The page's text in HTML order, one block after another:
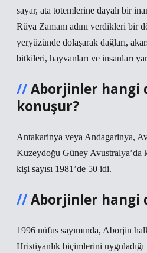
sayar, ata totemlerine dayalı bir
Rüya Zamanı adını verdikleri bir
yeryüzünde dolaşarak dağları,
bitkileri, hayvanları ve insanları
Aborjinler hangi
konuşur?
Antakarinya veya Andagarinya,
Kuzeydoğu Güney Avustralya’da
kişi sayısı 1981’de 50 idi.
Aborjinler hangi
1996 nüfus sayımında, Aborjin
Hristiyanlık biçimlerini uyguladığı